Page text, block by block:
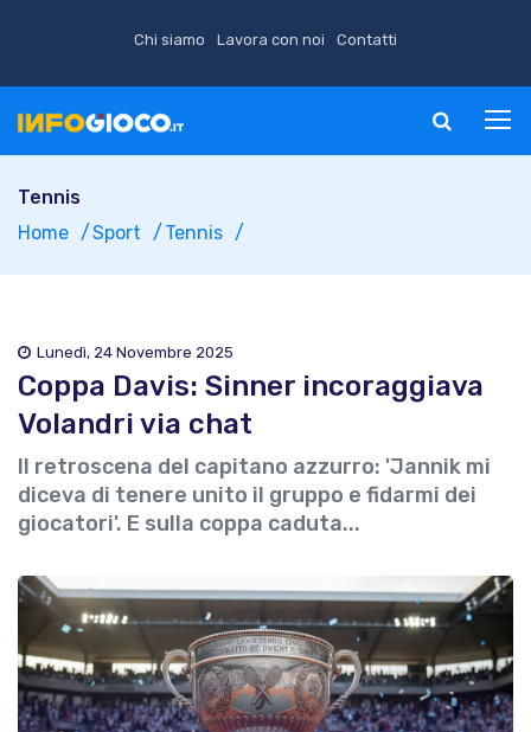
Chi siamo Lavora con noi Contatti
Tennis
Home
Sport Tennis
Lunedì, 24 Novembre 2025
Coppa Davis: Sinner incoraggiava
Volandri via chat
Il retroscena del capitano azzurro: 'Jannik mi
diceva di tenere unito il gruppo e fidarmi dei
giocatori'. E sulla coppa caduta...